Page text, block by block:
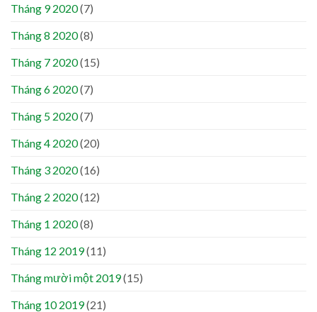
Tháng 9 2020(7)
Tháng 8 2020(8)
Tháng 7 2020(15)
Tháng 6 2020(7)
Tháng 5 2020(7)
Tháng 4 2020(20)
Tháng 3 2020(16)
Tháng 2 2020(12)
Tháng 1 2020(8)
Tháng 12 2019(11)
Tháng mười một 2019(15)
Tháng 10 2019(21)